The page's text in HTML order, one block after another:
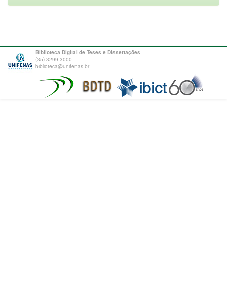
Biblioteca Digital de Teses e Dissertações
(35) 3299-3000
biblioteca@unifenas.br